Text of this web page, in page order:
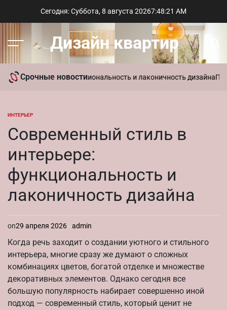
Сегодня: Суббота, 8 августа 20267:48:23 AM
Меню Дизайн квартир
Срочные новости
интерьере: функциональность и лаконичность дизайна
ОПУБЛИКОВАНО
ИНТЕРЬЕР
Современный стиль в
интерьере:
функциональность и
лаконичность дизайна
on29 апреля 2026 admin
Когда речь заходит о создании уютного и стильного
интерьера, многие сразу же думают о сложных
комбинациях цветов, богатой отделке и множестве
декоративных элементов. Однако сегодня все
большую популярность набирает совершенно иной
подход — современный стиль, который ценит не